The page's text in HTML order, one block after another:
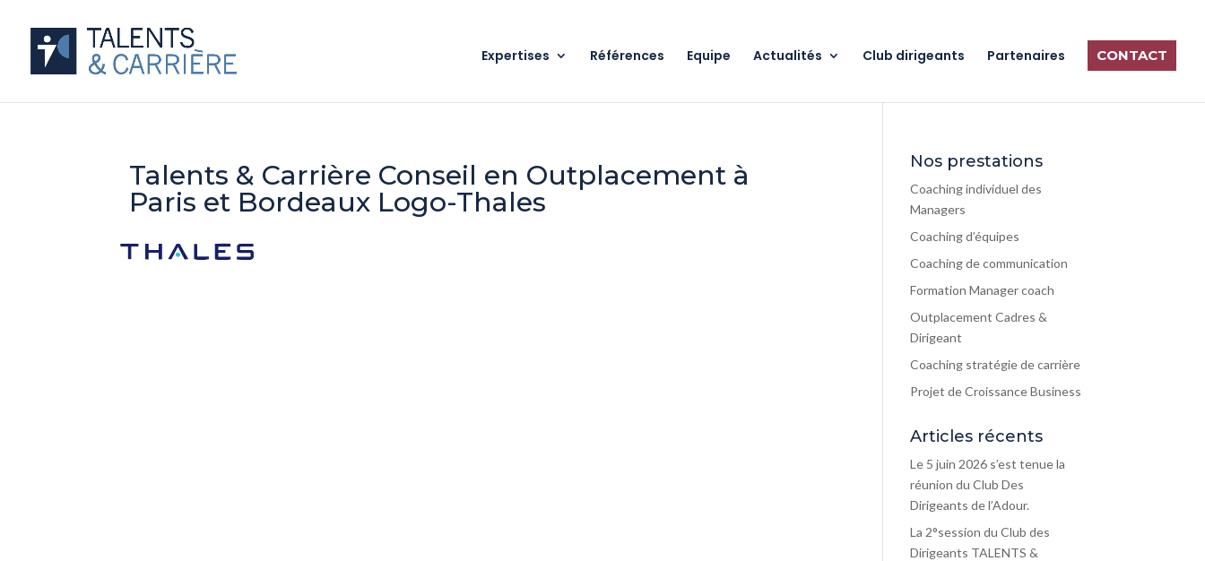
Expertises Références Equipe Actualités Club dirigeants Partenaires CONTACT
Talents & Carrière Conseil en Outplacement à
Paris et Bordeaux Logo-Thales
Nos prestations
Coaching individuel des
Managers
Coaching d’équipes
Coaching de communication
Formation Manager coach
Outplacement Cadres &
Dirigeant
Coaching stratégie de carrière
Projet de Croissance Business
Articles récents
Le 5 juin 2026 s’est tenue la
réunion du Club Des
Dirigeants de l’Adour.
La 2°session du Club des
Dirigeants TALENTS &